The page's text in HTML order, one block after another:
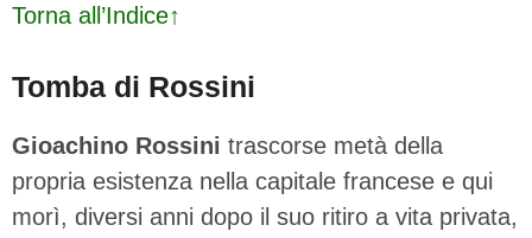
Torna all’Indice↑
Tomba di Rossini
Gioachino Rossini trascorse metà della
propria esistenza nella capitale francese e qui
morì, diversi anni dopo il suo ritiro a vita privata,